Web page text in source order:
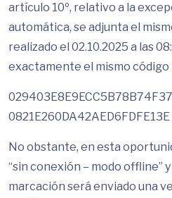
artículo 10º, relativo a la
automática, se adjunta el
realizado el 02.10.2025 a las
exactamente el mismo código
0821E260DA42AED6FDFE13E
No obstante, en esta
“sin conexión – modo offline”
marcación será enviado una